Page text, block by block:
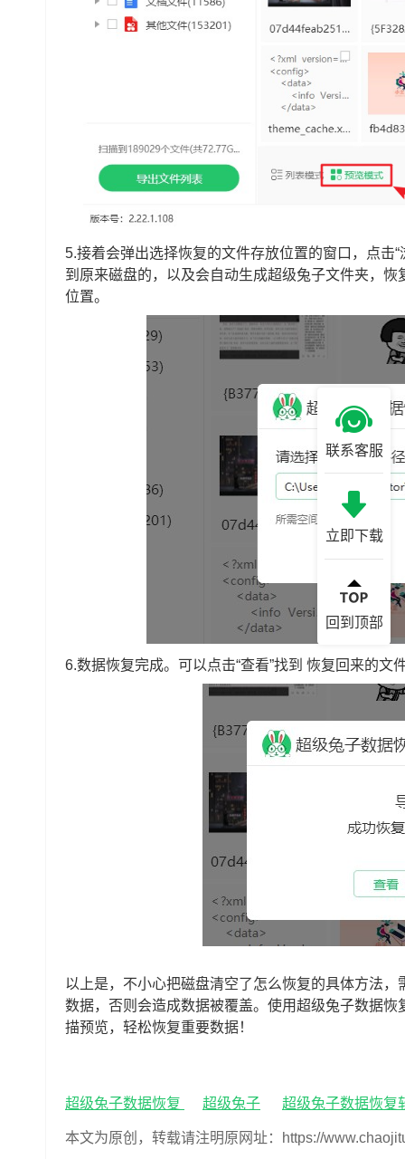
5.接着会弹出选择恢复的文件存放位置的窗口，点击
到原来磁盘的，以及会自动生成超级兔子文件夹，
位置。
6.数据恢复完成。可以点击“查看”找到 恢复回来的文
以上是，不小心把磁盘清空了怎么恢复的具体方法
数据，否则会造成数据被覆盖。使用超级兔子数据
描预览，轻松恢复重要数据！
超级兔子数据恢复 超级兔子 超级兔子数据恢复
本文为原创，转载请注明原网址：https://
联系客服
立即下载
回到顶部